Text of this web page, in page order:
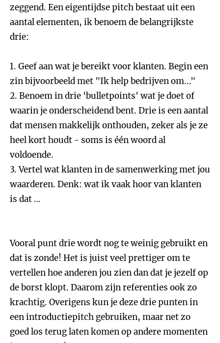
zeggend. Een eigentijdse pitch bestaat uit een
aantal elementen, ik benoem de belangrijkste
drie:
1. Geef aan wat je bereikt voor klanten. Begin een
zin bijvoorbeeld met "Ik help bedrijven om..."
2. Benoem in drie ‘bulletpoints' wat je doet of
waarin je onderscheidend bent. Drie is een aantal
dat mensen makkelijk onthouden, zeker als je ze
heel kort houdt - soms is één woord al
voldoende.
3. Vertel wat klanten in de samenwerking met jou
waarderen. Denk: wat ik vaak hoor van klanten
is dat …
Vooral punt drie wordt nog te weinig gebruikt en
dat is zonde! Het is juist veel prettiger om te
vertellen hoe anderen jou zien dan dat je jezelf op
de borst klopt. Daarom zijn referenties ook zo
krachtig. Overigens kun je deze drie punten in
een introductiepitch gebruiken, maar net zo
goed los terug laten komen op andere momenten